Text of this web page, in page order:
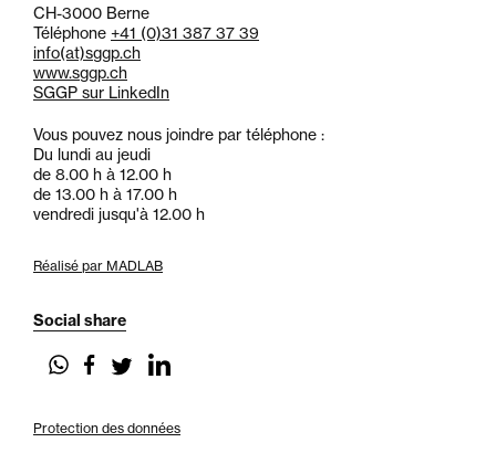
CH-3000 Berne
Téléphone +41 (0)31 387 37 39
info(at)sggp.ch
www.sggp.ch
SGGP sur LinkedIn
Vous pouvez nous joindre par téléphone :
Du lundi au jeudi
de 8.00 h à 12.00 h
de 13.00 h à 17.00 h
vendredi jusqu'à 12.00 h
Réalisé par MADLAB
Social share
Protection des données